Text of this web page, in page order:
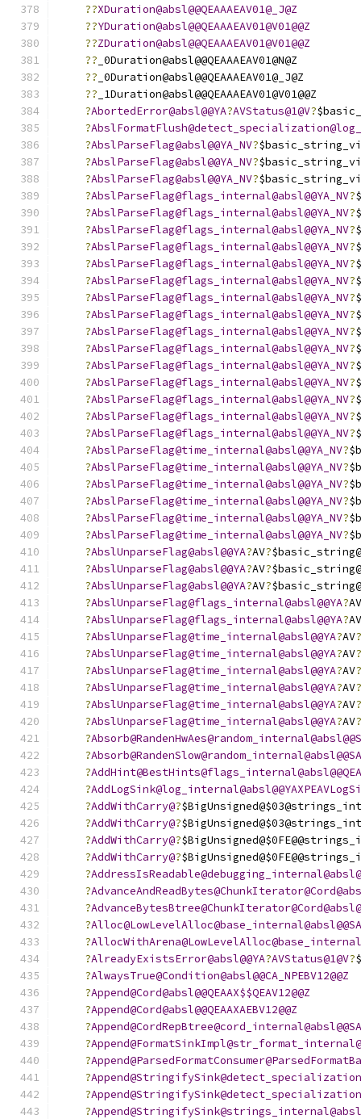
??XDuration@absl@@QEAAAEAV01@_J@Z
??YDuration@absl@@QEAAAEAV01@V01@@Z
??ZDuration@absl@@QEAAAEAV01@V01@@Z
?? _0Duration@absl@@QEAAAEAV01@N@Z
?? _0Duration@absl@@QEAAAEAV01@_J@Z
?? _1Duration@absl@@QEAAAEAV01@V01@@Z
?AbortedError@absl@@YA?AVStatus@1@V?
?
?AbslParseFlag@absl@@YA_NV?
?AbslParseFlag@absl@@YA_NV?
?AbslParseFlag@absl@@YA_NV?
?AbslParseFlag@flags_internal@absl@@YA_NV?
?AbslParseFlag@flags_internal@absl@@YA_NV?
?AbslParseFlag@flags_internal@absl@@YA_NV?
?AbslParseFlag@flags_internal@absl@@YA_NV?
?AbslParseFlag@flags_internal@absl@@YA_NV?
?AbslParseFlag@flags_internal@absl@@YA_NV?
?AbslParseFlag@flags_internal@absl@@YA_NV?
?AbslParseFlag@flags_internal@absl@@YA_NV?
?AbslParseFlag@flags_internal@absl@@YA_NV?
?AbslParseFlag@flags_internal@absl@@YA_NV?
?AbslParseFlag@flags_internal@absl@@YA_NV?
?AbslParseFlag@flags_internal@absl@@YA_NV?
?AbslParseFlag@flags_internal@absl@@YA_NV?
?AbslParseFlag@flags_internal@absl@@YA_NV?
?AbslParseFlag@flags_internal@absl@@YA_NV?
?AbslParseFlag@time_internal@absl@@YA_NV?
?AbslParseFlag@time_internal@absl@@YA_NV?
?AbslParseFlag@time_internal@absl@@YA_NV?
?AbslParseFlag@time_internal@absl@@YA_NV?
?AbslParseFlag@time_internal@absl@@YA_NV?
?AbslParseFlag@time_internal@absl@@YA_NV?
?AbslUnparseFlag@absl@@YA?AV?
?AbslUnparseFlag@absl@@YA?AV?
?AbslUnparseFlag@absl@@YA?AV?
?AbslUnparseFlag@flags_internal@absl@@YA?AV
?AbslUnparseFlag@flags_internal@absl@@YA?AV
?AbslUnparseFlag@time_internal@absl@@YA?AV?
?AbslUnparseFlag@time_internal@absl@@YA?AV?
?AbslUnparseFlag@time_internal@absl@@YA?AV?
?AbslUnparseFlag@time_internal@absl@@YA?AV?
?AbslUnparseFlag@time_internal@absl@@YA?AV?
?AbslUnparseFlag@time_internal@absl@@YA?AV?
?
?
?
?
?AddWithCarry@?
?AddWithCarry@?
?AddWithCarry@?
?AddWithCarry@?
?
?
?
?
?
?AlreadyExistsError@absl@@YA?AVStatus@1@V?
?AlwaysTrue@Condition@absl@@CA_NPEBV12@@Z
?Append@Cord@absl@@QEAAX$$QEAV12@@Z
?Append@Cord@absl@@QEAAXAEBV12@@Z
?
?
?
?
?
?